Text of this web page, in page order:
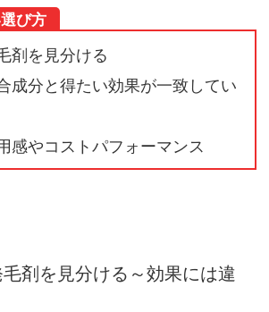
び方
剤を見分ける
成分と得たい効果が一致してい
やコストパフォーマンス
剤を見分ける～効果には違